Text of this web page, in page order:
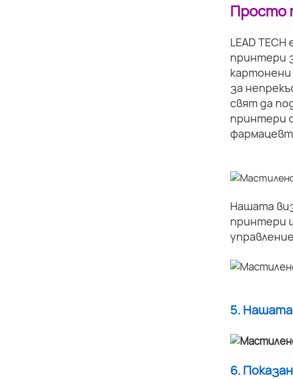
Просто
LEAD
принтери
картонени
за
свят да
принтери
Нашата
принтери
5.
6.